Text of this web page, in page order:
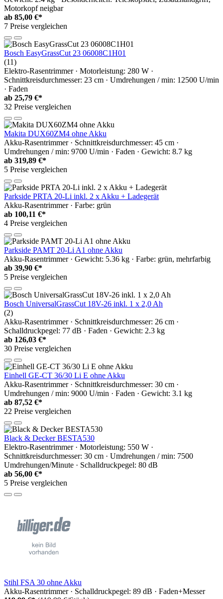
Motorkopf neigbar
ab 85,00 €*
7 Preise vergleichen
Bosch EasyGrassCut 23 06008C1H01
(11)
Elektro-Rasentrimmer · Motorleistung: 280 W ·
Schnittkreisdurchmesser: 23 cm · Umdrehungen / min: 12500 U/min
· Faden
ab 25,79 €*
32 Preise vergleichen
Makita DUX60ZM4 ohne Akku
Akku-Rasentrimmer · Schnittkreisdurchmesser: 45 cm ·
Umdrehungen / min: 9700 U/min · Faden · Gewicht: 8.7 kg
ab 319,89 €*
5 Preise vergleichen
Parkside PRTA 20-Li inkl. 2 x Akku + Ladegerät
Akku-Rasentrimmer · Farbe: grün
ab 100,11 €*
4 Preise vergleichen
Parkside PAMT 20-Li A1 ohne Akku
Akku-Rasentrimmer · Gewicht: 5.36 kg · Farbe: grün, mehrfarbig
ab 39,90 €*
5 Preise vergleichen
Bosch UniversalGrassCut 18V-26 inkl. 1 x 2,0 Ah
(2)
Akku-Rasentrimmer · Schnittkreisdurchmesser: 26 cm ·
Schalldruckpegel: 77 dB · Faden · Gewicht: 2.3 kg
ab 126,03 €*
30 Preise vergleichen
Einhell GE-CT 36/30 Li E ohne Akku
Akku-Rasentrimmer · Schnittkreisdurchmesser: 30 cm ·
Umdrehungen / min: 9000 U/min · Faden · Gewicht: 3.1 kg
ab 87,52 €*
22 Preise vergleichen
Black & Decker BESTA530
Elektro-Rasentrimmer · Motorleistung: 550 W ·
Schnittkreisdurchmesser: 30 cm · Umdrehungen / min: 7500
Umdrehungen/Minute · Schalldruckpegel: 80 dB
ab 56,00 €*
5 Preise vergleichen
Stihl FSA 30 ohne Akku
Akku-Rasentrimmer · Schalldruckpegel: 89 dB · Faden+Messer